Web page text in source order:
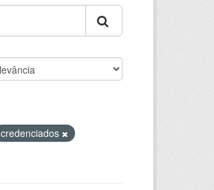
credenciados